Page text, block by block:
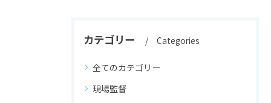
カテゴリー Categories
全てのカテゴリー
現場監督